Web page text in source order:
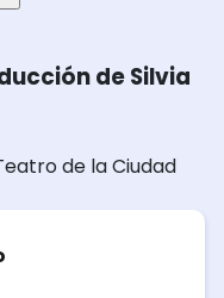
de Silvia
de la Ciudad